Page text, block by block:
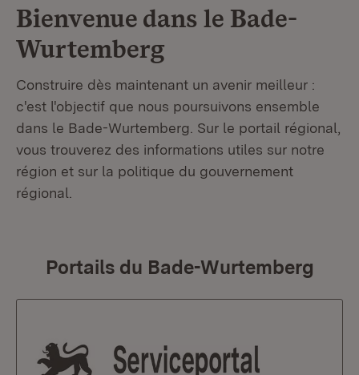
Bienvenue dans le Bade-
Wurtemberg
Construire dès maintenant un avenir meilleur :
c'est l'objectif que nous poursuivons ensemble
dans le Bade-Wurtemberg. Sur le portail régional,
vous trouverez des informations utiles sur notre
région et sur la politique du gouvernement
régional.
Portails du Bade-Wurtemberg